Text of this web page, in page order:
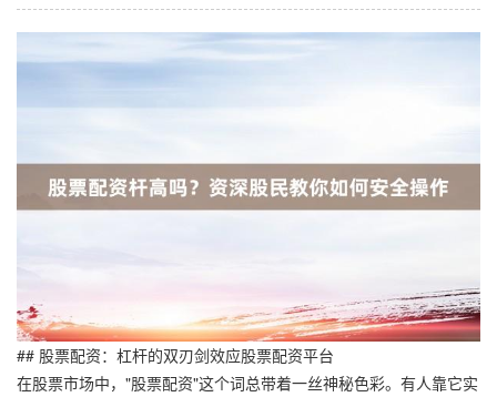
## 股票配资：杠杆的双刃剑效应股票配资平台
在股票市场中，"股票配资"这个词总带着一丝神秘色彩。有人靠它实